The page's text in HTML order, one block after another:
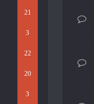
21
3
22
20
3